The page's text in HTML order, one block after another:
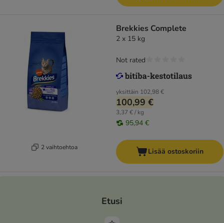
2 vaihtoehtoa
Brekkies Complete
2 x 15 kg
yksittäin 102,98 €
100,99 €
3,37 € / kg
95,94 €
Not rated
Lisää ostoskoriin
Etusi